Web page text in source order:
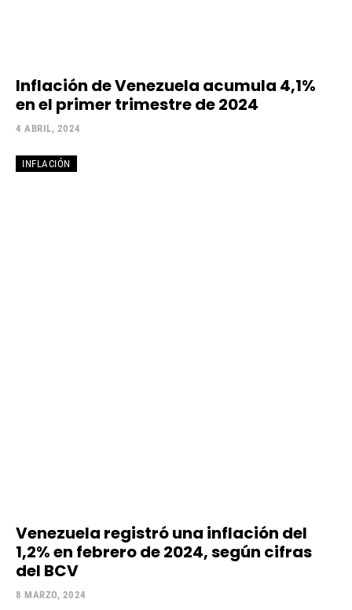
Inflación de Venezuela acumula 4,1%
en el primer trimestre de 2024
4 ABRIL, 2024
INFLACIÓN
Venezuela registró una inflación del
1,2% en febrero de 2024, según cifras
del BCV
8 MARZO, 2024